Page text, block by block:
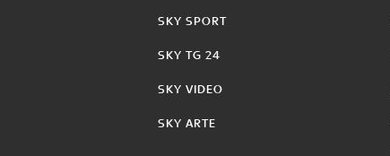
SKY SPORT
SKY TG 24
SKY VIDEO
SKY ARTE